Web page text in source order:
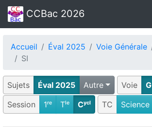
CCBac 2026
Accueil Éval 2025 Voie Générale
SI
Sujets Éval 2025 Autre Voie G
Session
1ʳᵉ Tˡᵉ Cʸᶜˡ TC Science